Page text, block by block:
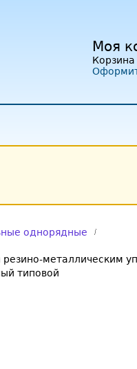
Моя
Корзина
однорядные
металлическим
типовой